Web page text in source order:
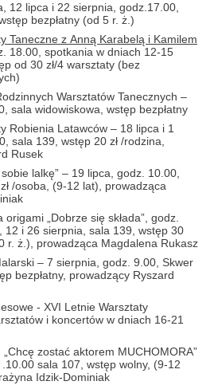
12 lipca i 22 sierpnia, godz.17.00,
bezpłatny (od 5 r. ż.)
Taneczne z Anną Karabelą i Kamilem
18.00, spotkania w dniach 12-15
od 30 zł/4 warsztaty (bez
Warsztatów Tanecznych –
sala widowiskowa, wstęp bezpłatny
Robienia Latawców – 18 lipca i 1
sala 139, wstęp 20 zł /rodzina,
Rusek
lalkę” – 19 lipca, godz. 10.00,
/osoba, (9-12 lat), prowadząca
origami „Dobrze się składa”, godz.
12 i 26 sierpnia, sala 139, wstęp 30
r. ż.), prowadząca Magdalena Rukasz
– 7 sierpnia, godz. 9.00, Skwer
bezpłatny, prowadzący Ryszard
- XVI Letnie Warsztaty
i koncertów w dniach 16-21
zostać aktorem MUCHOMORA”
.10.00 sala 107, wstęp wolny, (9-12
Idzik-Dominiak